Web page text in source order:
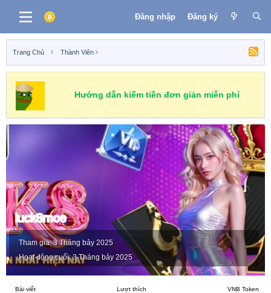
Đăng nhập Đăng ký
Trang Chủ Thành Viên
Hướng dẫn kiếm tiền đơn giản miễn phí
luck8moe
Tham gia 3 Tháng bảy 2025
Hoạt động cuối 3 Tháng bảy 2025
Bài viết Lượt thích VNB Token